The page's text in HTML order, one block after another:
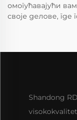
омогућавајући
своје делове, где
Shandong